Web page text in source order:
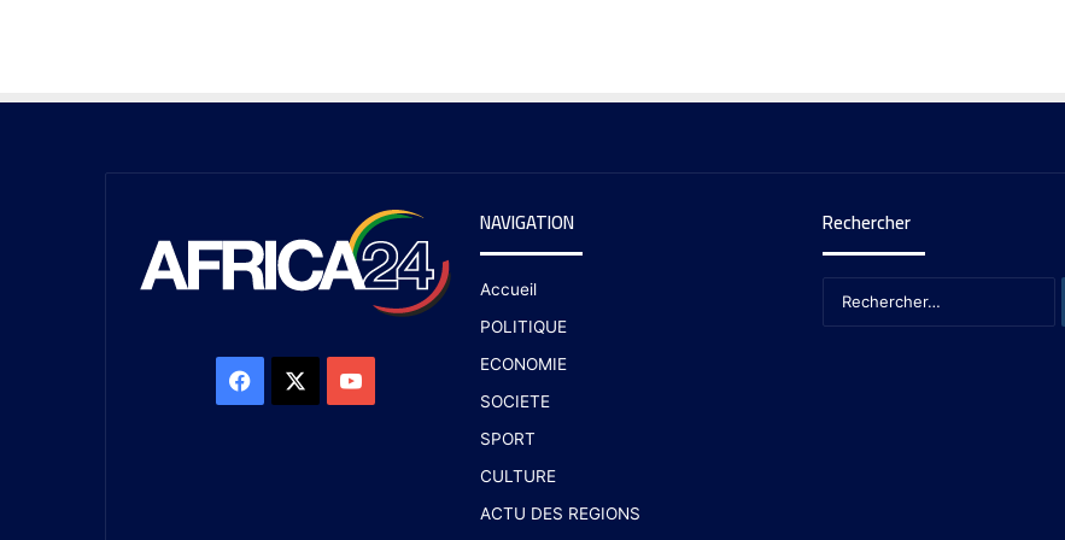
NAVIGATION
Accueil
POLITIQUE
ECONOMIE
SOCIETE
SPORT
CULTURE
ACTU DES REGIONS
Rechercher